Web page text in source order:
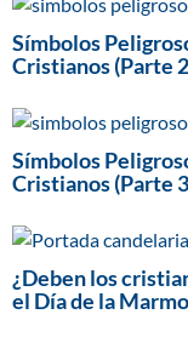
Símbolos
Cristianos (Parte
Símbolos
Cristianos (Parte
¿Deben los
el Día de la